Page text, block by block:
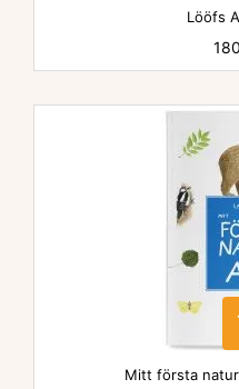
Lööfs
Pris
Mitt första natur